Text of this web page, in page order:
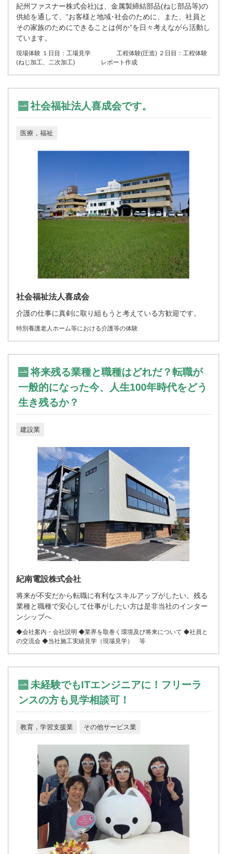
紀州ファスナー株式会社)は、金属製締結部品(ねじ部品等)の
供給を通して、”お客様と地域･社会のために、また、社員と
その家族のためにできることは何か”を日々考えながら活動し
ています。
現場体験 １日目：工場見学 工程体験(圧造) ２日目：工程体験
(ねじ加工、二次加工) レポート作成
社会福祉法人喜成会です。
医療，福祉
社会福祉法人喜成会
介護の仕事に真剣に取り組もうと考えている方歓迎です。
特別養護老人ホーム等における介護等の体験
将来残る業種と職種はどれだ？転職が
一般的になった今、人生100年時代をどう
生き残るか？
建設業
紀南電設株式会社
将来が不安だから転職に有利なスキルアップがしたい。残る
業種と職種で安心して仕事がしたい方は是非当社のインター
ンシップへ
◆会社案内・会社説明 ◆業界を取巻く環境及び将来について ◆社員と
の交流会 ◆当社施工実績見学（現場見学） 等
未経験でもITエンジニアに！フリーラ
ンスの方も見学相談可！
教育，学習支援業 その他サービス業